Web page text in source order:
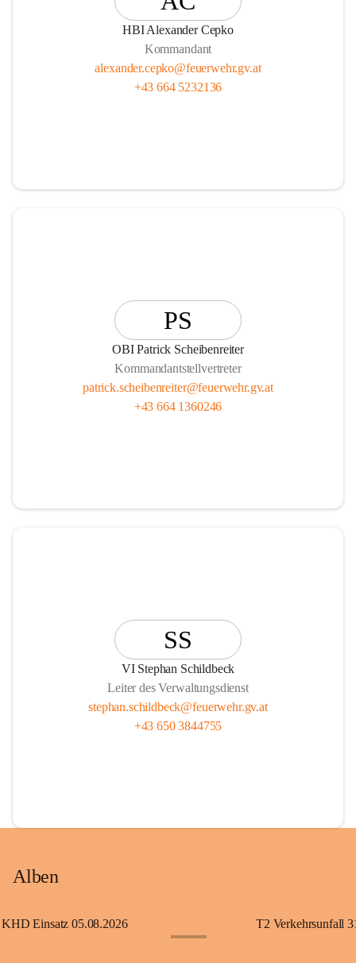
HBI Alexander Cepko
Kommandant
alexander.cepko@feuerwehr.gv.at
+43 664 5232136
PS
OBI Patrick Scheibenreiter
Kommandantstellvertreter
patrick.scheibenreiter@feuerwehr.gv.at
+43 664 1360246
SS
VI Stephan Schildbeck
Leiter des Verwaltungsdienst
stephan.schildbeck@feuerwehr.gv.at
+43 650 3844755
Alben
KHD Einsatz 05.08.2026 T2 Verkehrsunfall